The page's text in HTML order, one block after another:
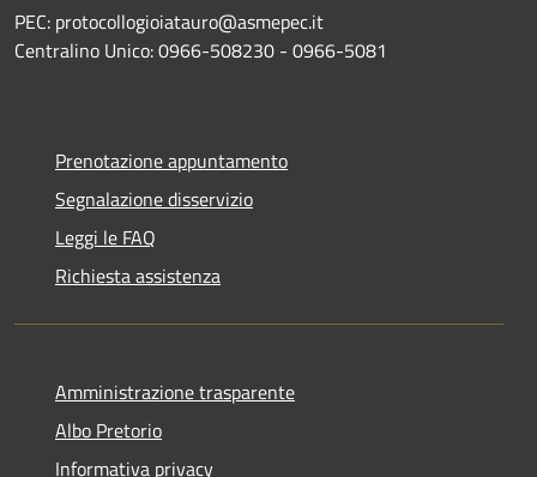
PEC: protocollogioiatauro@asmepec.it
Centralino Unico: 0966-508230 - 0966-5081
Prenotazione appuntamento
Segnalazione disservizio
Leggi le FAQ
Richiesta assistenza
Amministrazione trasparente
Albo Pretorio
Informativa privacy